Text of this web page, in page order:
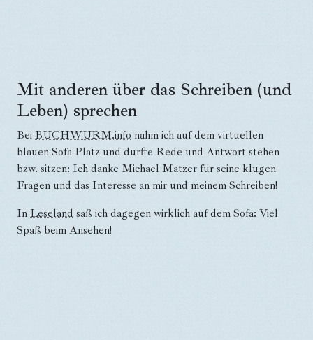
Mit anderen über das Schreiben (und
Leben) sprechen
Bei BUCHWURM.info nahm ich auf dem virtuellen
blauen Sofa Platz und durfte Rede und Antwort stehen
bzw. sitzen: Ich danke Michael Matzer für seine klugen
Fragen und das Interesse an mir und meinem Schreiben!
In Leseland saß ich dagegen wirklich auf dem Sofa: Viel
Spaß beim Ansehen!